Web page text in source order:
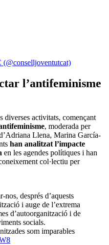
(@conselljoventutcat)
l’antifeminisme
diverses activitats, començant
, moderada per
Llena, Marina García-
han analitzat l’impacte
en les agendes polítiques i han
col·lectiu per
nos, després d’aquests
i auge de l’extrema
d’autoorganització i de
socials.
som imparables